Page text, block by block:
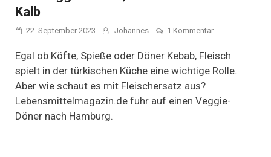
Kalb
22. September 2023 Johannes 1 Kommentarzu
Veggie-
Döner,
mehr
oder
Egal ob Köfte, Spieße oder Döner Kebab, Fleisch
spielt in der türkischen Küche eine wichtige Rolle.
Aber wie schaut es mit Fleischersatz aus?
Lebensmittelmagazin.de fuhr auf einen Veggie-
Döner nach Hamburg.